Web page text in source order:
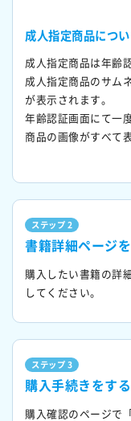
成人指定商品につ
成人指定商品は年齢
成人指定商品のサム
が表示されます。
年齢認証画面にて一
商品の画像がすべて
ステップ 2
書籍詳細ページを
購入したい書籍の詳
してください。
ステップ 3
購入手続きをする
購入確認のページで